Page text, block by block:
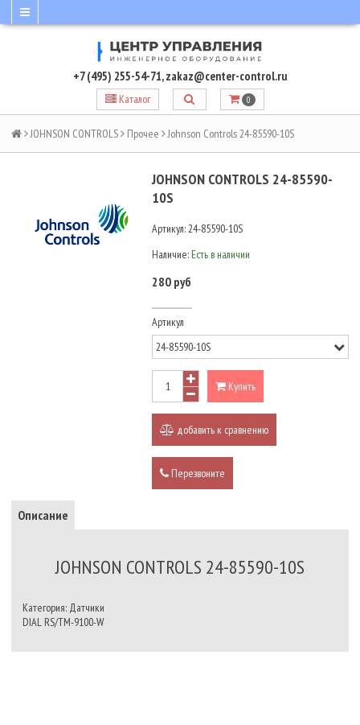
+7 (495) 255-54-71,zakaz@center-control.ru
Каталог 0
JOHNSON CONTROLS Прочее Johnson Controls 24-85590-10S
JOHNSON CONTROLS 24-85590-
10S
Артикул:24-85590-10S
Наличие: Есть в наличии
280 руб
Артикул
Купить
добавить к сравнению
Перезвоните
Описание
JOHNSON CONTROLS 24-85590-10S
Категория: Датчики
DIAL RS/TM-9100-W